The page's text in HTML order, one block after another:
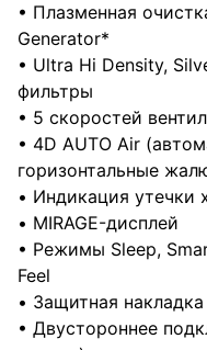
• Плазменная
Generator*
• Ultra Hi Density,
фильтры
• 5 скоростей
• 4D AUTO Air
горизонтальные
• Индикация утечки
• MIRAGE-дисплей
• Режимы Sleep,
Feel
• Защитная
• Двустороннее